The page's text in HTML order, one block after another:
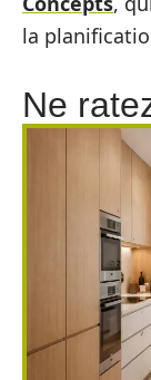
la
Ne